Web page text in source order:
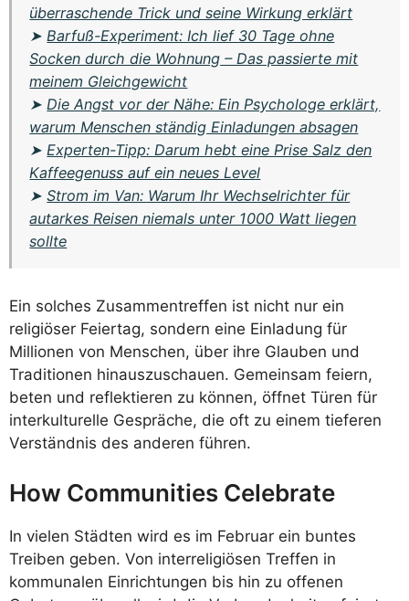
überraschende Trick und seine Wirkung erklärt
➤ Barfuß-Experiment: Ich lief 30 Tage ohne
Socken durch die Wohnung – Das passierte mit
meinem Gleichgewicht
➤ Die Angst vor der Nähe: Ein Psychologe erklärt,
warum Menschen ständig Einladungen absagen
➤ Experten-Tipp: Darum hebt eine Prise Salz den
Kaffeegenuss auf ein neues Level
➤Strom im Van: Warum Ihr Wechselrichter für
autarkes Reisen niemals unter 1000 Watt liegen
sollte
Ein solches Zusammentreffen ist nicht nur ein
religiöser Feiertag, sondern eine Einladung für
Millionen von Menschen, über ihre Glauben und
Traditionen hinauszuschauen. Gemeinsam feiern,
beten und reflektieren zu können, öffnet Türen für
interkulturelle Gespräche, die oft zu einem tieferen
Verständnis des anderen führen.
How Communities Celebrate
In vielen Städten wird es im Februar ein buntes
Treiben geben. Von interreligiösen Treffen in
kommunalen Einrichtungen bis hin zu offenen